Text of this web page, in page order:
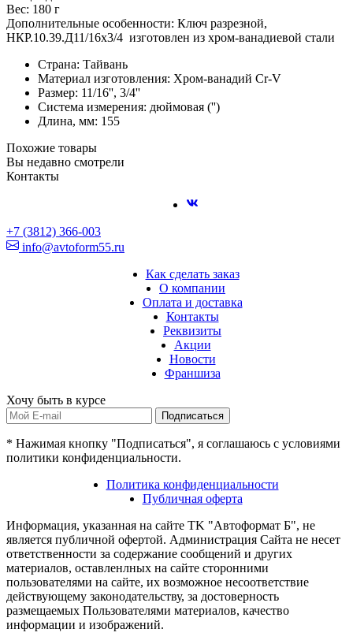
Вес: 180 г
Дополнительные особенности: Ключ разрезной,
НКР.10.39.Д11/16х3/4 изготовлен из хром-ванадиевой стали
Страна: Тайвань
Материал изготовления: Хром-ванадий Cr-V
Размер: 11/16'', 3/4''
Система измерения: дюймовая ('')
Длина, мм: 155
Похожие товары
Вы недавно смотрели
Контакты
+7 (3812) 366-003
info@avtoform55.ru
Как сделать заказ
О компании
Оплата и доставка
Контакты
Реквизиты
Акции
Новости
Франшиза
Хочу быть в курсе
Подписаться
* Нажимая кнопку "Подписаться", я соглашаюсь с условиями
политики конфиденциальности.
Политика конфиденциальности
Публичная оферта
Информация, указанная на сайте TK "Автоформат Б", не
является публичной офертой. Администрация Сайта не несет
ответственности за содержание сообщений и других
материалов, оставленлных на сайте сторонними
пользователями на сайте, их возможное несоответствие
действующему законодательству, за достоверность
размещаемых Пользователями материалов, качество
информации и изображений.